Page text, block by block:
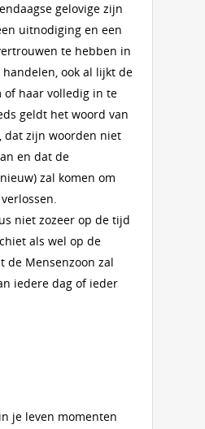
gelovige zijn
uitnodiging en een
te hebben in
ook al lijkt de
of haar volledig in te
geldt het woord van
dat zijn woorden niet
en dat de
zal komen om
niet zozeer op de tijd
als wel op de
de Mensenzoon zal
iedere dag of ieder
je leven momenten